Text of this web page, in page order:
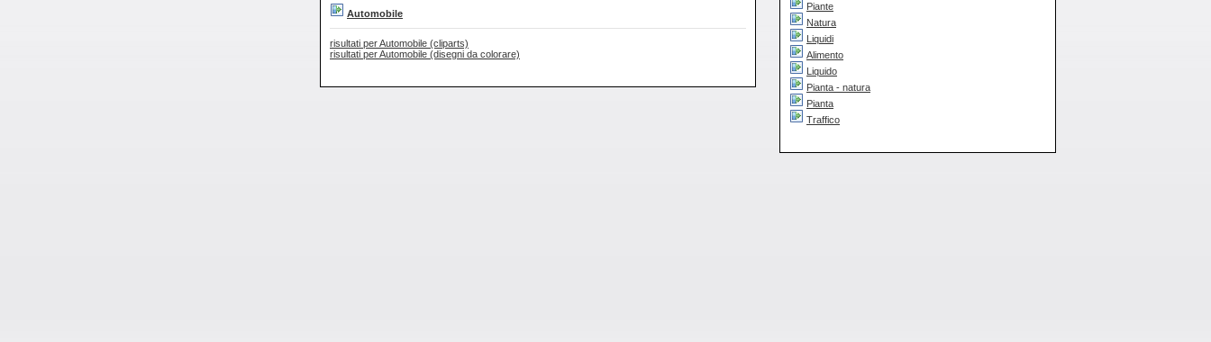
Automobile
risultati per Automobile (cliparts)
risultati per Automobile (disegni da colorare)
Piante
Natura
Liquidi
Alimento
Liquido
Pianta - natura
Pianta
Traffico